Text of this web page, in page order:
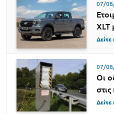
07/
XLT
Δείτε
07/
Οι
Δείτε